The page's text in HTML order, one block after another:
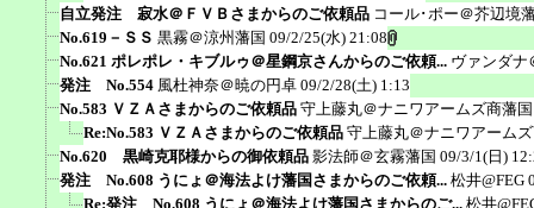
自立発注 寂水＠ＦＶＢさまからのご依頼品 コール･ポー＠芥辺境
No.619－ＳＳ 黒霧＠涼州藩国 09/2/25(水) 21:08
No.621 ポレポレ・キブルゥ＠星鋼京さんからのご依頼... ヴァンダナ
発注 No.554 風杜神奈＠暁の円卓 09/2/28(土) 1:13
No.583 ＶＺＡさまからのご依頼品 守上藤丸＠ナニワアームズ商藩国
Re:No.583 ＶＺＡさまからのご依頼品 守上藤丸＠ナニワアーム
No.620 黒崎克耶様からの御依頼品 影法師＠玄霧藩国 09/3/1(日)
発注 No.608 うにょ＠海法よけ藩国さまからのご依頼... 松井@FEG
Re:発注 No.608 うにょ＠海法よけ藩国さまからのご... 松井